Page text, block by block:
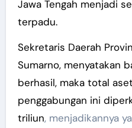
Jawa Tengah menjadi
terpadu.
Sekretaris Daerah
Sumarno, menyatakan
berhasil, maka total
penggabungan ini
triliun, menjadikannya